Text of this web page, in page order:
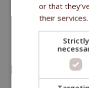
FITMIN MEDIUM
or that
their services.
Strictly